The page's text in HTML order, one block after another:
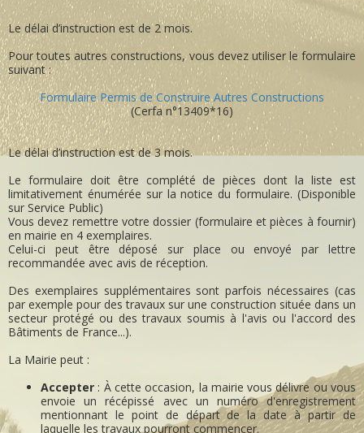
Le délai d’instruction est de 2 mois.
Pour toutes autres constructions, vous devez utiliser le formulaire
suivant :
Formulaire Permis de Construire Autres Constructions
(Cerfa n°13409*16)
Le délai d’instruction est de 3 mois.
Le formulaire doit être complété de pièces dont la liste est
limitativement énumérée sur la notice du formulaire. (Disponible
sur Service Public)
Vous devez remettre votre dossier (formulaire et pièces à fournir)
en mairie en 4 exemplaires.
Celui-ci peut être déposé sur place ou envoyé par lettre
recommandée avec avis de réception.
Des exemplaires supplémentaires sont parfois nécessaires (cas
par exemple pour des travaux sur une construction située dans un
secteur protégé ou des travaux soumis à l'avis ou l'accord des
Bâtiments de France...).
La Mairie peut :
Accepter : À cette occasion, la mairie vous délivre ou vous
envoie un récépissé avec un numéro d'enregistrement
mentionnant le point de départ de la date à partir de
laquelle les travaux pourront commencer.